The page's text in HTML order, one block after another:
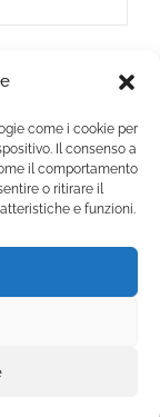
come i cookie per
Il consenso a
il comportamento
o ritirare il
e funzioni.
ETS